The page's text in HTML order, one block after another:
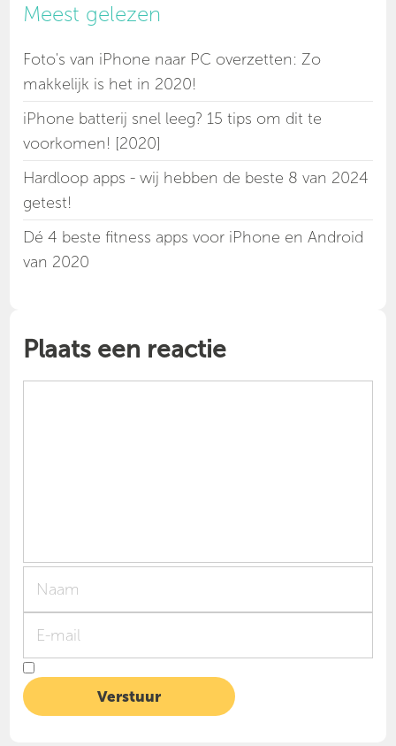
Meest gelezen
Foto's van iPhone naar PC overzetten: Zo
makkelijk is het in 2020!
iPhone batterij snel leeg? 15 tips om dit te
voorkomen! [2020]
Hardloop apps - wij hebben de beste 8 van 2024
getest!
Dé 4 beste fitness apps voor iPhone en Android
van 2020
Plaats een reactie